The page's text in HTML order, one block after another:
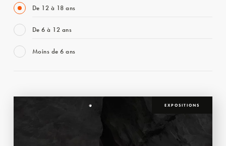
De 12 à 18 ans
De 6 à 12 ans
Moins de 6 ans
EXPOSITIONS